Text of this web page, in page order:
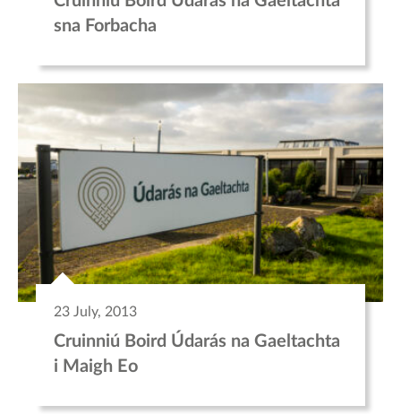
sna Forbacha
23 July, 2013
Cruinniú Boird Údarás na Gaeltachta
i Maigh Eo